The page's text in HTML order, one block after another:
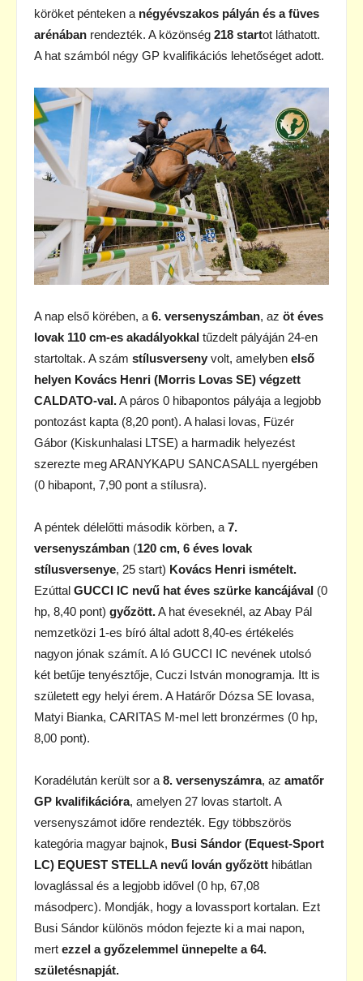
köröket pénteken a négyévszakos pályán és a füves
arénában rendezték. A közönség 218 startot láthatott.
A hat számból négy GP kvalifikációs lehetőséget adott.
A nap első körében, a 6. versenyszámban, az öt éves
lovak 110 cm-es akadályokkal tűzdelt pályáján 24-en
startoltak. A szám stílusverseny volt, amelyben első
helyen Kovács Henri (Morris Lovas SE) végzett
CALDATO-val.A páros 0 hibapontos pályája a legjobb
pontozást kapta (8,20 pont). A halasi lovas, Füzér
Gábor (Kiskunhalasi LTSE) a harmadik helyezést
szerezte meg ARANYKAPU SANCASALL nyergében
(0 hibapont, 7,90 pont a stílusra).
A péntek délelőtti második körben, a 7.
versenyszámban (120 cm, 6 éves lovak
stílusversenye, 25 start) Kovács Henri ismételt.
Ezúttal GUCCI IC nevű hat éves szürke kancájával (0
hp, 8,40 pont) győzött.A hat éveseknél, az Abay Pál
nemzetközi 1-es bíró által adott 8,40-es értékelés
nagyon jónak számít. A ló GUCCI IC nevének utolsó
két betűje tenyésztője, Cuczi István monogramja. Itt is
született egy helyi érem. A Határőr Dózsa SE lovasa,
Matyi Bianka, CARITAS M-mel lett bronzérmes (0 hp,
8,00 pont).
Koradélután került sor a 8. versenyszámra, az amatőr
GP kvalifikációra, amelyen 27 lovas startolt. A
versenyszámot időre rendezték. Egy többszörös
kategória magyar bajnok, Busi Sándor (Equest-Sport
LC) EQUEST STELLA nevű lován győzött hibátlan
lovaglással és a legjobb idővel (0 hp, 67,08
másodperc). Mondják, hogy a lovassport kortalan. Ezt
Busi Sándor különös módon fejezte ki a mai napon,
mert ezzel a győzelemmel ünnepelte a 64.
születésnapját.